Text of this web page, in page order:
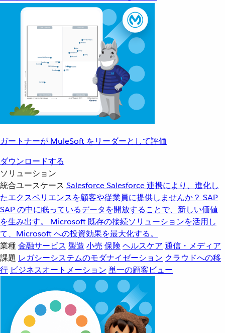
ガートナーが MuleSoft をリーダーとして評価
ダウンロードする
ソリューション
統合ユースケース SalesforceSalesforce 連携により、進化し
たエクスペリエンスを顧客や従業員に提供しませんか？ SAP
SAP の中に眠っているデータを開放することで、新しい価値
を生み出す。
Microsoft 既存の接続ソリューションを活用し
て、Microsoft への投資効果を最大化する。
業種金融サービス 製造 小売 保険 ヘルスケア 通信・メディア
課題 レガシーシステムのモダナイゼーション クラウドへの移
行 ビジネスオートメーション 単一の顧客ビュー